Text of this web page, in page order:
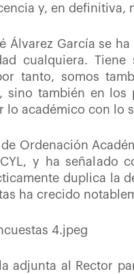
y, en definitiva,
Álvarez García se
cualquiera.
tanto, somos
sino también en
lo académico con lo
Ordenación
y ha
duplica la
ha crecido
adjunta al Rector